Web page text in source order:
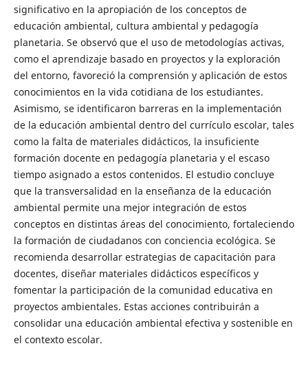
significativo en la apropiación de los conceptos de
educación ambiental, cultura ambiental y pedagogía
planetaria. Se observó que el uso de metodologías activas,
como el aprendizaje basado en proyectos y la exploración
del entorno, favoreció la comprensión y aplicación de estos
conocimientos en la vida cotidiana de los estudiantes.
Asimismo, se identificaron barreras en la implementación
de la educación ambiental dentro del currículo escolar, tales
como la falta de materiales didácticos, la insuficiente
formación docente en pedagogía planetaria y el escaso
tiempo asignado a estos contenidos. El estudio concluye
que la transversalidad en la enseñanza de la educación
ambiental permite una mejor integración de estos
conceptos en distintas áreas del conocimiento, fortaleciendo
la formación de ciudadanos con conciencia ecológica. Se
recomienda desarrollar estrategias de capacitación para
docentes, diseñar materiales didácticos específicos y
fomentar la participación de la comunidad educativa en
proyectos ambientales. Estas acciones contribuirán a
consolidar una educación ambiental efectiva y sostenible en
el contexto escolar.